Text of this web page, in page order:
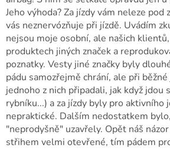
Jeho výhoda? Za jízdy vám neleze pod
vás neznervózňuje při jízdě. Uvádím
nejsou moje osobní, ale našich
produktech jiných značek a
poznatky. Vesty jiné značky byly
pádu samozřejmě chrání, ale při
jednoho z nich připadali, jak když jdou
rybníku...) a za jízdy byly pro aktivního
nepraktické. Dalším nedostatkem
"neprodyšně" uzavřely. Opět náš
střihem velmi otevřené, tím pádem